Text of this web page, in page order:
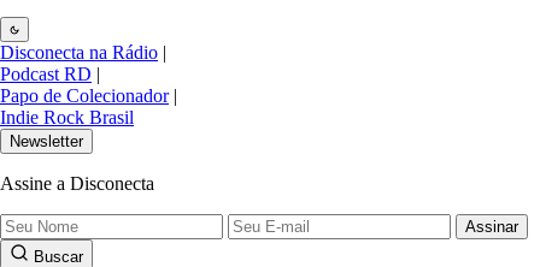
Disconecta na Rádio |
Podcast RD |
Papo de Colecionador |
Indie Rock Brasil
Newsletter
Assine a Disconecta
Assinar
Buscar